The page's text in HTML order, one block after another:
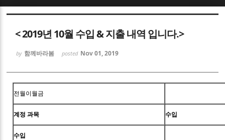
< 2019년 10월 수입 & 지출 내역 입니다.>
by 함께바라봄 posted Nov 01, 2019
전월이월금
계정 과목 수입
수입
Sketchbook5, 스케치북5
Sketchbook5, 스케치북5